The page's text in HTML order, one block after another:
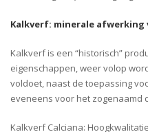
Kalkverf: minerale afwerking
Kalkverf is een “historisch”
eigenschappen, weer volop
voldoet, naast de toepassing
eveneens voor het zogenaamd
Kalkverf Calciana: